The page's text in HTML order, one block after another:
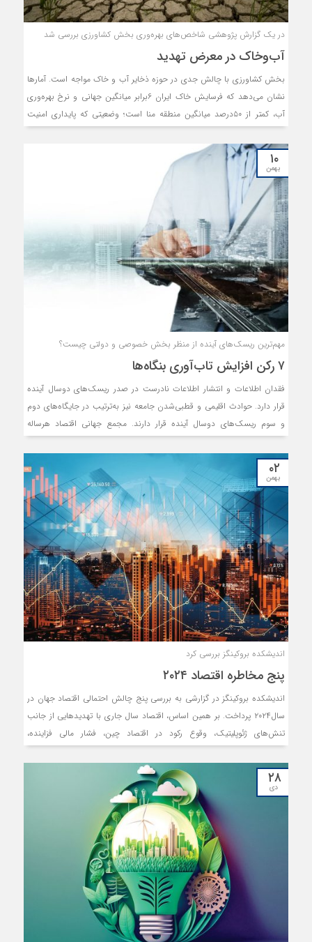
در یک گزارش پژوهشی شاخص‌های بهره‌وری بخش کشاورزی بررسی شد
آب‌وخاک در معرض تهدید
بخش کشاورزی با چالش جدی در حوزه ذخایر آب و خاک مواجه است. آمارها
نشان می‌دهد که فرسایش خاک ایران ۶برابر میانگین جهانی و نرخ بهره‌وری
آب، کمتر از ۵۰درصد میانگین منطقه منا است؛ وضعیتی که پایداری امنیت
غذایی را تهدید می‏کند.
۱۰
بهمن
مهم‌ترین ریسک‏‏‌های آینده از منظر بخش خصوصی و دولتی چیست؟
۷ رکن افزایش تاب‏‏‌آوری بنگاه‏‏‌ها
فقدان اطلاعات و انتشار اطلاعات نادرست‏‏‌ در صدر ریسک‏‏‌های دوسال آینده
قرار دارد. حوادث اقلیمی‏‏‌ و قطبی‌شدن جامعه‏‏‌ نیز به‏‏‌‌ترتیب‏‏‌ در جایگاه‌های دوم
و سوم ریسک‏‏‌های دوسال آینده قرار دارند. مجمع‏‏‌ جهانی‏‏‌ اقتصاد هرساله‏‏‌
براساس «نظرسنجی‏‏‌ درک خطرات جهانی‏‏‌» گزارشی‏‏‌ از ریسک‏‏‌های آتی‏‏‌ پیش‏‏‌‌روی
اقتصادها منتشر می‌کند. در گزارش سال گذشته‏‏‌ درباره ریسک‏‏‌های جهانی‏‏‌
هشدار داده شده است‏‏‌ که‏‏‌ جهان به‏‏‌‌راحتی‏‏‌ از شوک‌های مستمر باز نخواهد
گشت‏‏‌. اکنون با آغاز سال ٢٠٢٤، در نسخه‏‏‌ نوزدهم‏‏‌ گزارش ریسک‏‏‌های جهانی‏‏‌ که‏‏‌
نظرات نزدیک‏‏‌ به‏‏‌ ١٥٠٠کارشناس دانشگاهی‏‏‌، کسب‌وکار، دولت‏‏‌، جامعه‏‏‌ جهانی‏‏‌ و
مدنی‏‏‌ از ١٢٤کشور جمع‏‏‌آوری شده است‏‏‌، جهانی‏‏‌ ترسیم‏‏‌ شده که‏‏‌ با دو بحران
اساسی‏‏‌ «تغییرات آب‌وهوایی» و «تنش‏‏‌ها» روبه‌روست‏‏‌. این‏‏‌ درحالی‏‏‌ است‏‏‌ که‏‏‌
این‏‏‌ تهدیدها در پس‏‏‌‌زمینه‏‏‌ای از تغییرات سریع‏‏‌ تکنولوژیک‏‏‌ و نااطمینانی‏‏‌های
اقتصادی بروز خواهند یافت‏‏‌.
۰۲
بهمن
اندیشکده بروکینگز بررسی کرد
پنج مخاطره اقتصاد ۲۰۲۴
اندیشکده بروکینگز در گزارشی به بررسی پنج چالش احتمالی اقتصاد جهان در
سال۲۰۲۴ پرداخت. بر همین اساس، اقتصاد سال جاری با تهدیدهایی از جانب
تنش‌های ژئوپلیتیک، وقوع رکود در اقتصاد چین، فشار مالی فزاینده،
چنددستگی در تجارت جهانی و تغییرات اقلیمی دست‌وپنجه نرم می‌کند.
۲۸
دی